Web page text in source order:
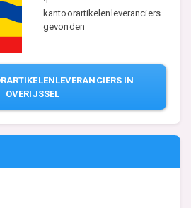
kantoorartikelenleveranciers
gevonden
IN
OVERIJSSEL